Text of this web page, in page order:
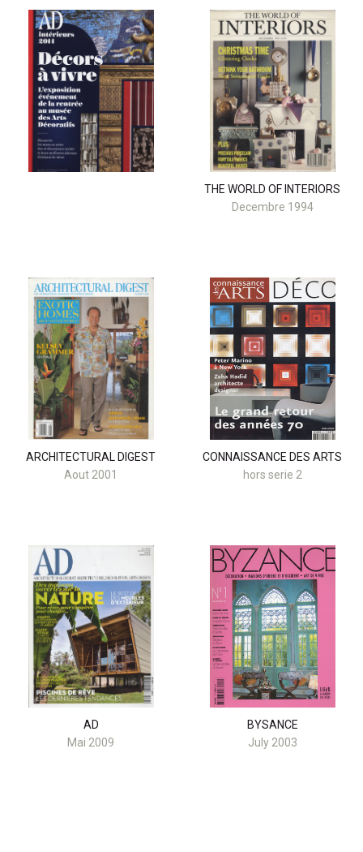
THE WORLD OF INTERIORS
Decembre 1994
ARCHITECTURAL DIGEST
Aout 2001
CONNAISSANCE DES ARTS
hors serie 2
AD
Mai 2009
BYSANCE
July 2003